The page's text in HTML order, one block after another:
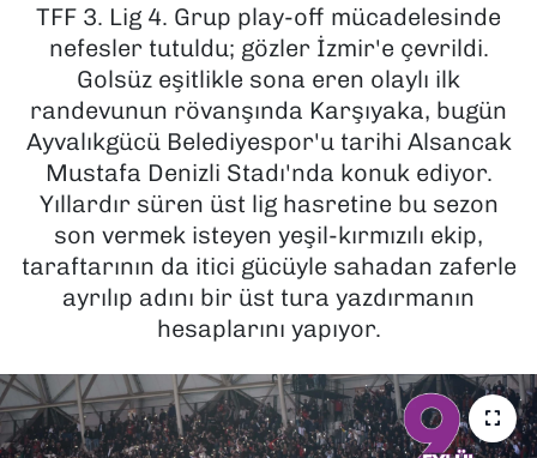
TFF 3. Lig 4. Grup play-off mücadelesinde
nefesler tutuldu; gözler İzmir'e çevrildi.
Golsüz eşitlikle sona eren olaylı ilk
randevunun rövanşında Karşıyaka, bugün
Ayvalıkgücü Belediyespor'u tarihi Alsancak
Mustafa Denizli Stadı'nda konuk ediyor.
Yıllardır süren üst lig hasretine bu sezon
son vermek isteyen yeşil-kırmızılı ekip,
taraftarının da itici gücüyle sahadan zaferle
ayrılıp adını bir üst tura yazdırmanın
hesaplarını yapıyor.
POLİTİKA
SAĞLIK
SPOR
TEKNOLOJİ
YAŞAM